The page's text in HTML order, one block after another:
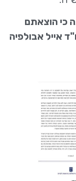
כי הוצאתם
אייל אבולפיה